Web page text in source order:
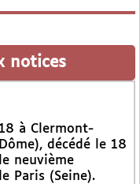
notices
à Clermont-
décédé le 18
neuvième
Paris (Seine).